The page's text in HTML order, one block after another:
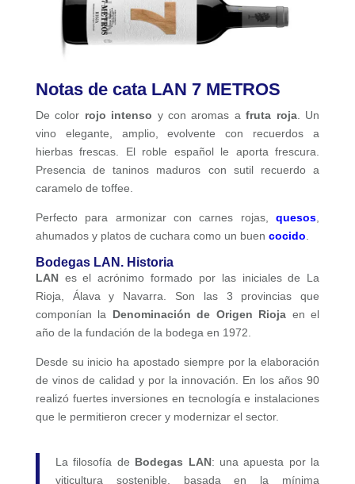
Notas de cata LAN 7 METROS
De color rojo intenso y con aromas afruta roja. Un
vino elegante, amplio, evolvente con recuerdos a
hierbas frescas. El roble español le aporta frescura.
Presencia de taninos maduros con sutil recuerdo a
caramelo de toffee.
Perfecto para armonizar con carnes rojas,quesos
ahumados y platos de cuchara como un buen cocido
Bodegas LAN. Historia
LANes el acrónimo formado por las iniciales de La
Rioja, Álava y Navarra. Son las 3 provincias que
componían la Denominación de Origen Rioja en el
año de la fundación de la bodega en 1972.
Desde su inicio ha apostado siempre por la elaboración
de vinos de calidad y por la innovación. En los años 90
realizó fuertes inversiones en tecnología e instalaciones
que le permitieron crecer y modernizar el sector.
La filosofía de Bodegas LAN: una apuesta por la
viticultura sostenible, basada en la mínima